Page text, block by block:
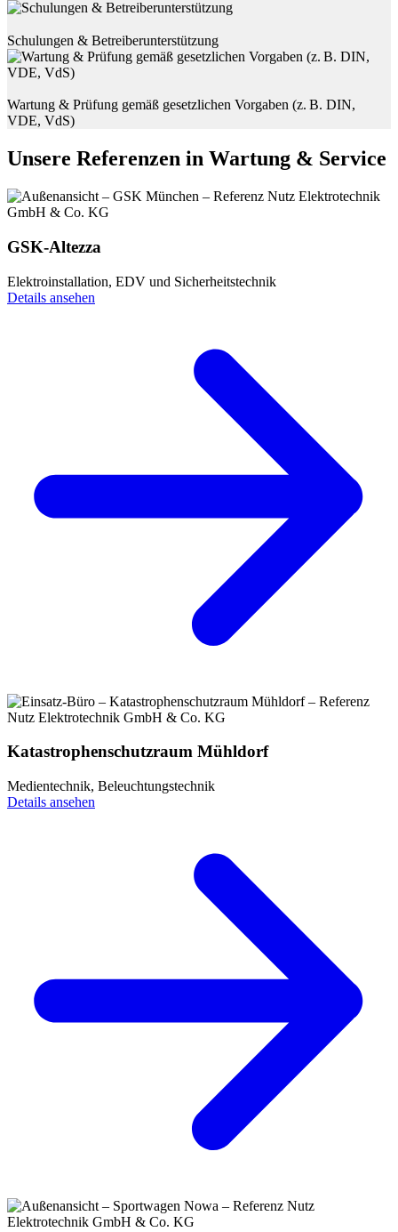
Schulungen & Betreiberunterstützung
Wartung & Prüfung gemäß gesetzlichen Vorgaben (z. B. DIN,
VDE, VdS)
Unsere Referenzen in Wartung & Service
GSK-Altezza
Elektroinstallation, EDV und Sicherheitstechnik
Details ansehen
Katastrophenschutzraum Mühldorf
Medientechnik, Beleuchtungstechnik
Details ansehen